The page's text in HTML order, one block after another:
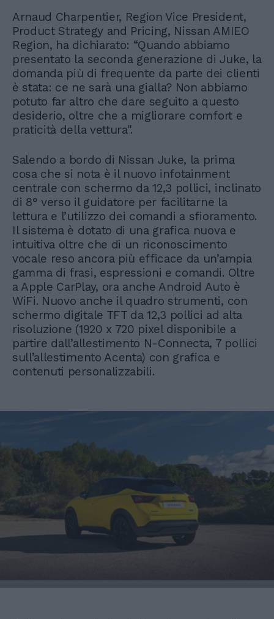
Arnaud Charpentier, Region Vice President,
Product Strategy and Pricing, Nissan AMIEO
Region, ha dichiarato: “Quando abbiamo
presentato la seconda generazione di Juke, la
domanda più di frequente da parte dei clienti
è stata: ce ne sarà una gialla? Non abbiamo
potuto far altro che dare seguito a questo
desiderio, oltre che a migliorare comfort e
praticità della vettura".
Salendo a bordo di Nissan Juke, la prima
cosa che si nota è il nuovo infotainment
centrale con schermo da 12,3 pollici, inclinato
di 8° verso il guidatore per facilitarne la
lettura e l’utilizzo dei comandi a sfioramento.
Il sistema è dotato di una grafica nuova e
intuitiva oltre che di un riconoscimento
vocale reso ancora più efficace da un’ampia
gamma di frasi, espressioni e comandi. Oltre
a Apple CarPlay, ora anche Android Auto è
WiFi. Nuovo anche il quadro strumenti, con
schermo digitale TFT da 12,3 pollici ad alta
risoluzione (1920 x 720 pixel disponibile a
partire dall’allestimento N-Connecta, 7 pollici
sull’allestimento Acenta) con grafica e
contenuti personalizzabili.